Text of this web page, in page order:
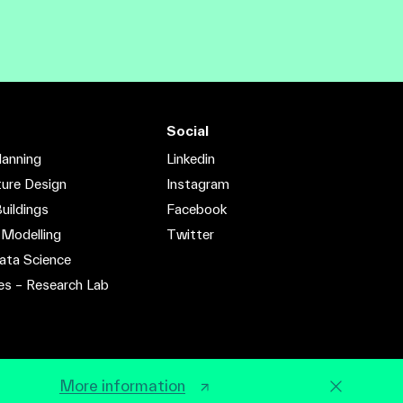
Design
Science
– Research Lab
Social
Linkedin
Instagram
Facebook
Twitter
More information